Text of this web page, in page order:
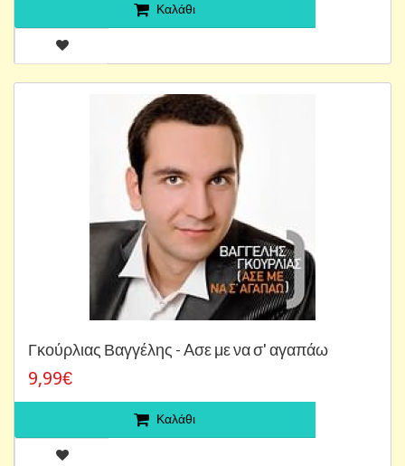
Καλάθι
Γκούρλιας Βαγγέλης - Aσε με να σ' αγαπάω
9,99€
Καλάθι